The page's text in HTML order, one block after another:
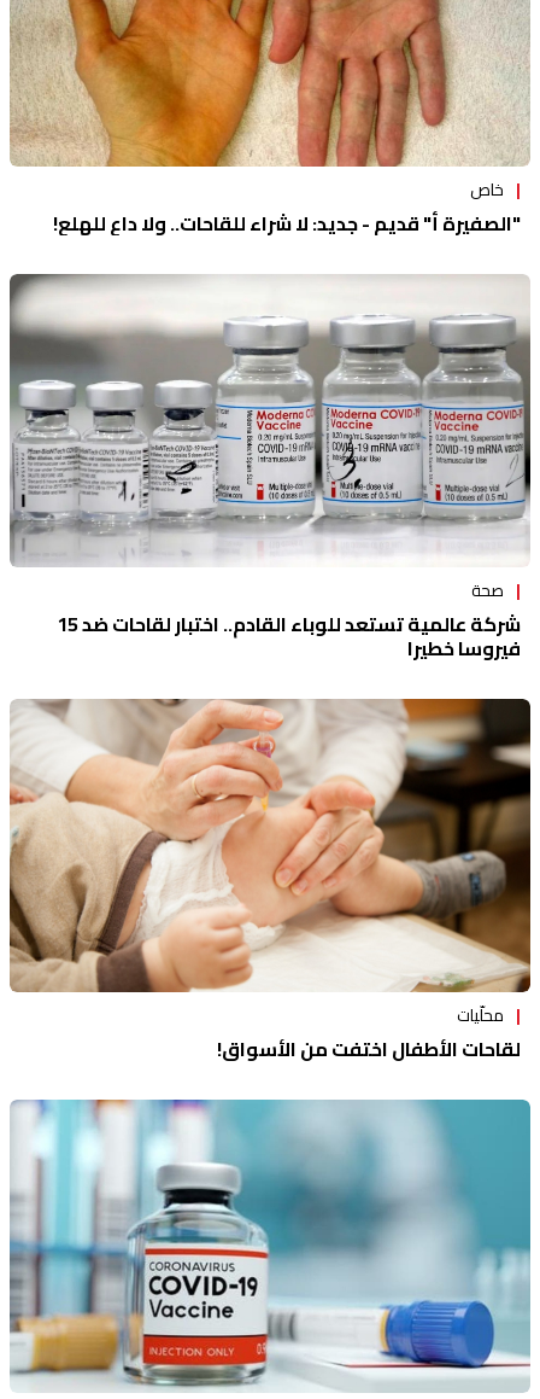
خاص
"الصفيرة أ" قديم - جديد: لا شراء للقاحات.. ولا داعٍ للهلع!
صحة
شركة عالمية تستعد للوباء القادم.. اختبار لقاحات ضد 15
فيروسا خطيرا
محلّيات
لقاحات الأطفال اختفت من الأسواق!